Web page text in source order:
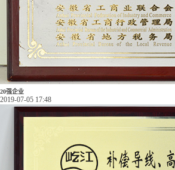
20强企业
2019-07-05 17:48